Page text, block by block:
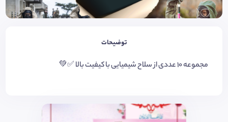
توضیحات
مجموعه ۱۰ عددی از سلاح شیمیایی با کیفیت بالا ✅💚